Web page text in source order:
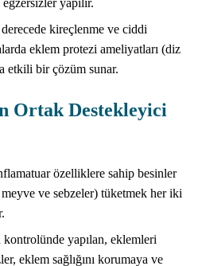
kireçlenme ve ciddi
eklem protezi ameliyatları (diz
etkili bir çözüm sunar.
Ortak Destekleyici
özelliklere sahip besinler
ve sebzeler) tüketmek her iki
kontrolünde yapılan, eklemleri
eklem sağlığını korumaya ve